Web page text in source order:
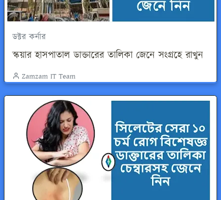
ডক্টর কর্নার
স্কয়ার হাসপাতাল ডাক্তারের তালিকা জেনে সংগ্রহে রাখুন
Zamzam IT Team